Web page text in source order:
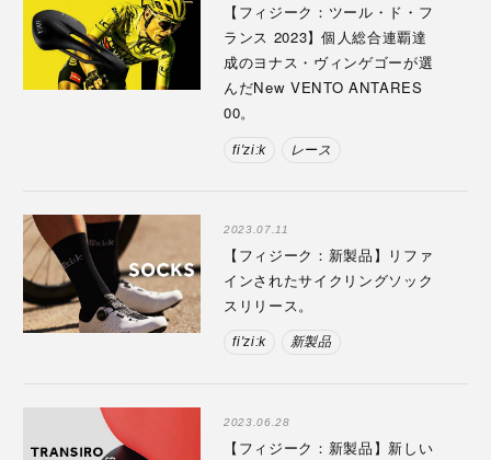
【フィジーク：ツール・ド・フ
ランス 2023】個人総合連覇達
成のヨナス・ヴィンゲゴーが選
んだNew VENTO ANTARES
00。
fi'zi:k レース
2023.07.11
【フィジーク：新製品】リファ
インされたサイクリングソック
スリリース。
fi'zi:k 新製品
2023.06.28
【フィジーク：新製品】新しい